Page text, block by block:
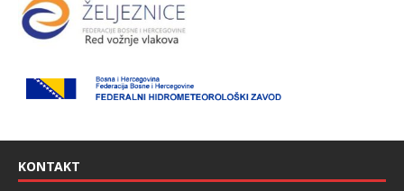
KONTAKT